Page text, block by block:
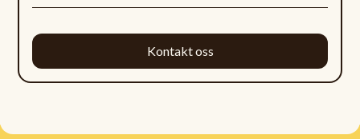
Kontakt oss